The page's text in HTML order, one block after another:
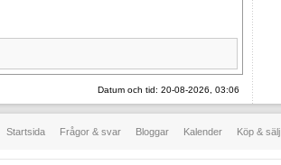
Datum och tid: 20-08-2026, 03:06
Startsida Frågor & svar Bloggar Kalender Köp & sälj